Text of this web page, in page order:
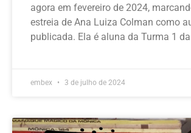
agora em fevereiro de 2024,
estreia de Ana Luiza Colman como
publicada. Ela é aluna da Turma 1
embex 3 de julho de 2024